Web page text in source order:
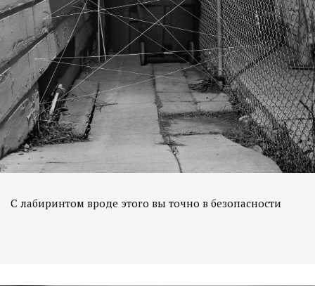
С лабиринтом вроде этого вы точно в безопасности